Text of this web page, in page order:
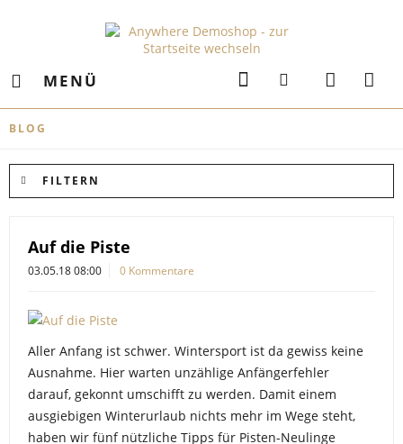
MENÜ
BLOG
FILTERN
Auf die Piste
03.05.18 08:00 0 Kommentare
Aller Anfang ist schwer. Wintersport ist da gewiss keine
Ausnahme. Hier warten unzählige Anfängerfehler
darauf, gekonnt umschifft zu werden. Damit einem
ausgiebigen Winterurlaub nichts mehr im Wege steht,
haben wir fünf nützliche Tipps für Pisten-Neulinge